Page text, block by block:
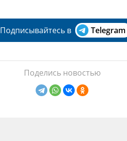
Подписывайтесь в Telegram
Поделись новостью